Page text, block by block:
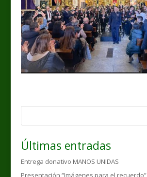
Últimas entradas
Entrega donativo MANOS UNIDAS